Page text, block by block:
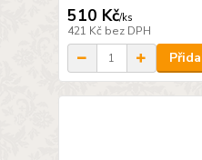
510 Kč/ks
421 Kč bez DPH